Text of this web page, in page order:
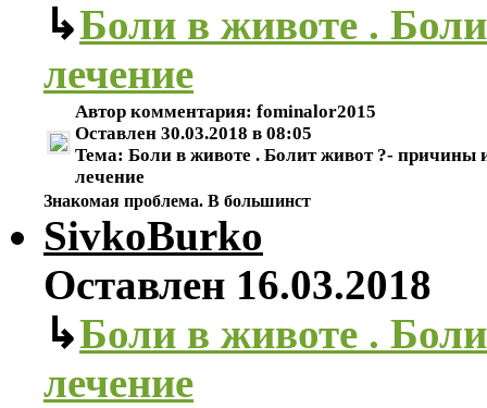
↳Боли в животе .
лечение
Автор комментария: fominalor2015
Оставлен 30.03.2018 в 08:05
Тема: Боли в животе . Болит живот ?- причины
лечение
Знакомая проблема. В большинст
SivkoBurko
Оставлен 16.03.2018
↳Боли в животе .
лечение